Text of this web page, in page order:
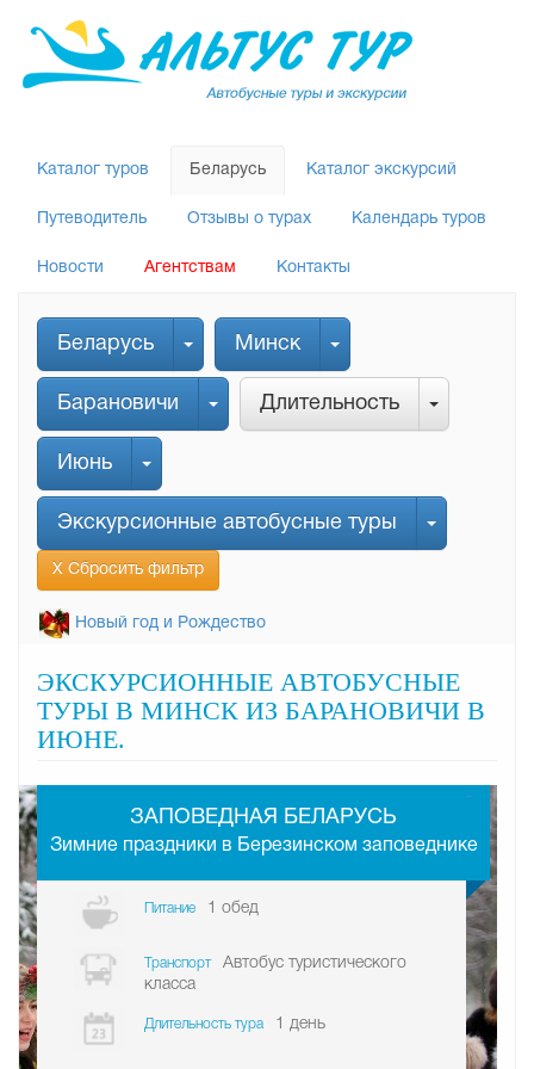
Каталог туров Беларусь Каталог экскурсий
Путеводитель Отзывы о турах Календарь туров
Новости Агентствам Контакты
Беларусь Минск
Барановичи Длительность
Июнь
Экскурсионные автобусные туры
Х Сбросить фильтр
Новый год и Рождество
ЭКСКУРСИОННЫЕ АВТОБУСНЫЕ
ТУРЫ В МИНСК ИЗ БАРАНОВИЧИ В
ИЮНЕ.
ЗАПОВЕДНАЯ БЕЛАРУСЬ
Зимние праздники в Березинском заповеднике
Питание 1 обед
Транспорт
Автобус туристического
класса
Длительность тура 1 день
-